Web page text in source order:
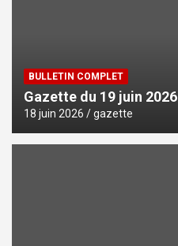
BULLETIN COMPLET
Gazette du 19 juin 2026
18 juin 2026 gazette